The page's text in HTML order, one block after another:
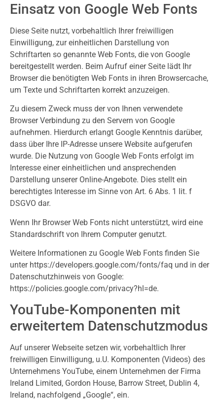
Einsatz von Google Web Fonts
Diese Seite nutzt, vorbehaltlich Ihrer freiwilligen
Einwilligung, zur einheitlichen Darstellung von
Schriftarten so genannte Web Fonts, die von Google
bereitgestellt werden. Beim Aufruf einer Seite lädt Ihr
Browser die benötigten Web Fonts in ihren Browsercache,
um Texte und Schriftarten korrekt anzuzeigen.
Zu diesem Zweck muss der von Ihnen verwendete
Browser Verbindung zu den Servern von Google
aufnehmen. Hierdurch erlangt Google Kenntnis darüber,
dass über Ihre IP-Adresse unsere Website aufgerufen
wurde. Die Nutzung von Google Web Fonts erfolgt im
Interesse einer einheitlichen und ansprechenden
Darstellung unserer Online-Angebote. Dies stellt ein
berechtigtes Interesse im Sinne von Art. 6 Abs. 1 lit. f
DSGVO dar.
Wenn Ihr Browser Web Fonts nicht unterstützt, wird eine
Standardschrift von Ihrem Computer genutzt.
Weitere Informationen zu Google Web Fonts finden Sie
unter https://developers.google.com/fonts/faq und in der
Datenschutzhinweis von Google:
https://policies.google.com/privacy?hl=de.
YouTube-Komponenten mit
erweitertem Datenschutzmodus
Auf unserer Webseite setzen wir, vorbehaltlich Ihrer
freiwilligen Einwilligung, u.U. Komponenten (Videos) des
Unternehmens YouTube, einem Unternehmen der Firma
Ireland Limited, Gordon House, Barrow Street, Dublin 4,
Ireland, nachfolgend „Google“, ein.